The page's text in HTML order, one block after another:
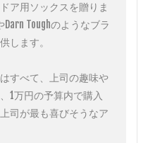
ア用ソックスを贈りま
Toughのようなブラ
します。
すべて、上司の趣味や
1万円の予算内で購入
司が最も喜びそうなア